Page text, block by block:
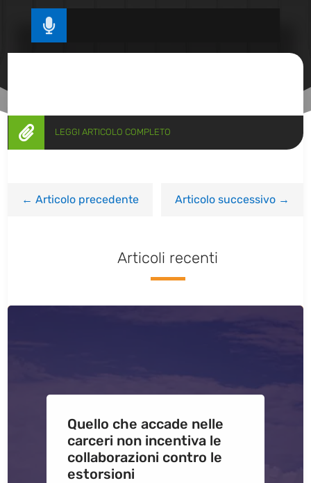

 LEGGI ARTICOLO COMPLETO
←Articolo precedente Articolo successivo→
Articoli recenti
Quello che accade nelle
carceri non incentiva le
collaborazioni contro le
estorsioni